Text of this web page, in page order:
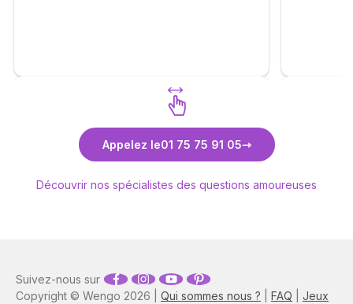
Découvrez Anne-Lyssia Coupart
Appelez le01 75 75 91 05
Découvrir nos spécialistes des questions amoureuses
Copyright © Wengo 2026 | Qui sommes nous ? FAQ
Jeux
Suivez-nous sur